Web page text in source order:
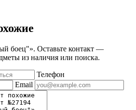
боец"». Оставьте контакт —
из наличия или поиска.
Телефон
Email